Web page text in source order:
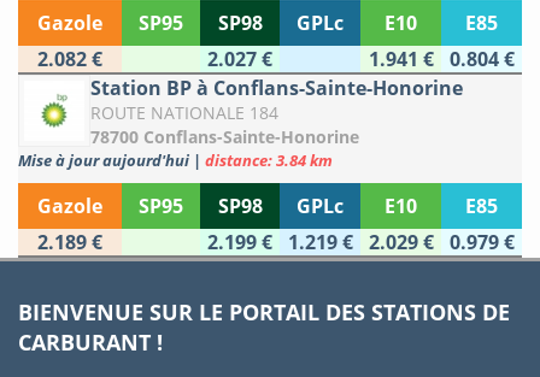
Gazole SP95 SP98 GPLc E10
E85
2.082 €
2.027 € 1.941 €
0.804 €
Station BP à Conflans-Sainte-Honorine
ROUTE NATIONALE 184
78700 Conflans-Sainte-Honorine
Mise à jour aujourd'hui | distance: 3.84 km
Gazole SP95 SP98 GPLc E10
E85
2.189 €
2.199 € 1.219 € 2.029 € 0.979 €
BIENVENUE SUR LE PORTAIL DES STATIONS DE
CARBURANT !